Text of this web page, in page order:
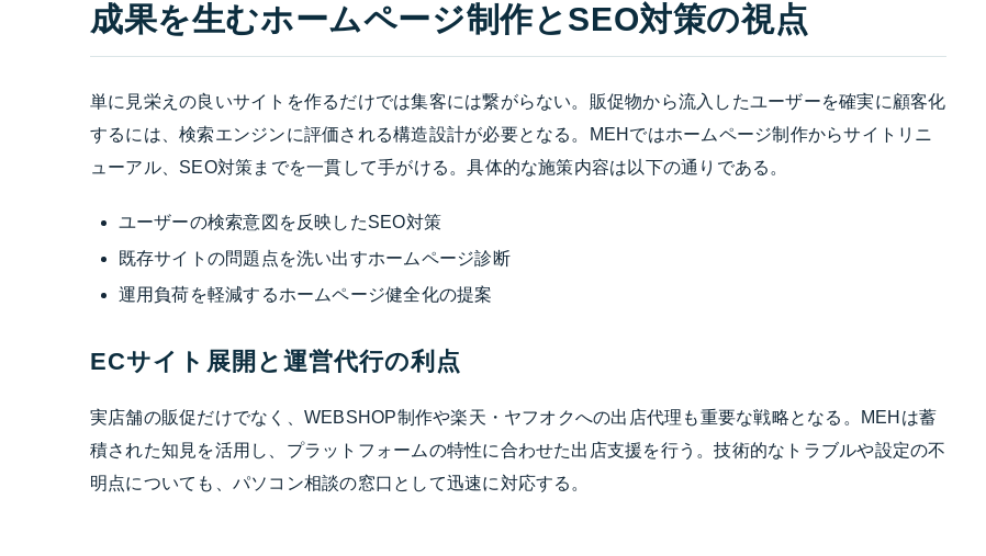
成果を生むホームページ制作とSEO対策の視点
単に見栄えの良いサイトを作るだけでは集客には繋がらない。販促物から流入したユーザーを確実に顧客化
するには、検索エンジンに評価される構造設計が必要となる。MEHではホームページ制作からサイトリニ
ューアル、SEO対策までを一貫して手がける。具体的な施策内容は以下の通りである。
ユーザーの検索意図を反映したSEO対策
既存サイトの問題点を洗い出すホームページ診断
運用負荷を軽減するホームページ健全化の提案
ECサイト展開と運営代行の利点
実店舗の販促だけでなく、WEBSHOP制作や楽天・ヤフオクへの出店代理も重要な戦略となる。MEHは蓄
積された知見を活用し、プラットフォームの特性に合わせた出店支援を行う。技術的なトラブルや設定の不
明点についても、パソコン相談の窓口として迅速に対応する。